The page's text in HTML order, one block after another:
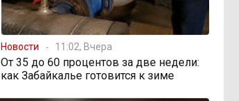
Новости 11:02, Вчера
От 35 до 60 процентов за две недели:
как Забайкалье готовится к зиме